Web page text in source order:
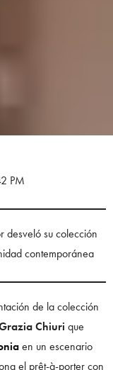
PM
desveló su colección
contemporánea
de la colección
Chiuri que
en un escenario
el prêt-à-porter con